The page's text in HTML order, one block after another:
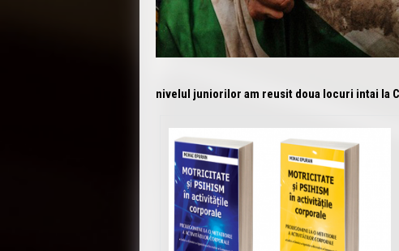
nivelul juniorilor am reusit doua locuri intai la